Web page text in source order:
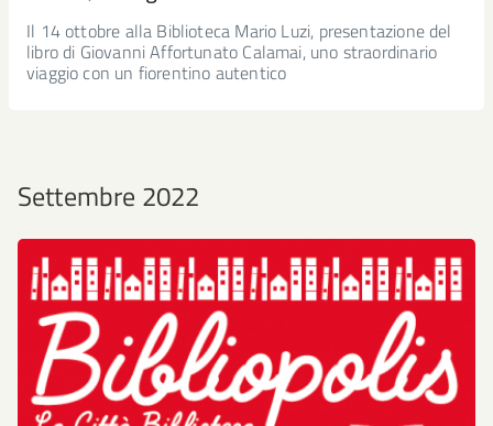
Il 14 ottobre alla Biblioteca Mario Luzi, presentazione del
libro di Giovanni Affortunato Calamai, uno straordinario
viaggio con un fiorentino autentico
Settembre 2022